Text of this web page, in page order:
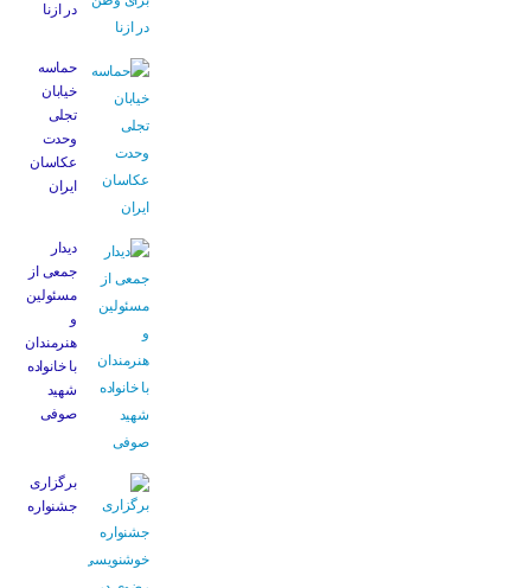
در ازنا
حماسه
خیابان
تجلی
وحدت
عکاسان
ایران
دیدار
جمعی از
مسئولین
و
هنرمندان
با خانواده
شهید
صوفی
برگزاری
جشنواره